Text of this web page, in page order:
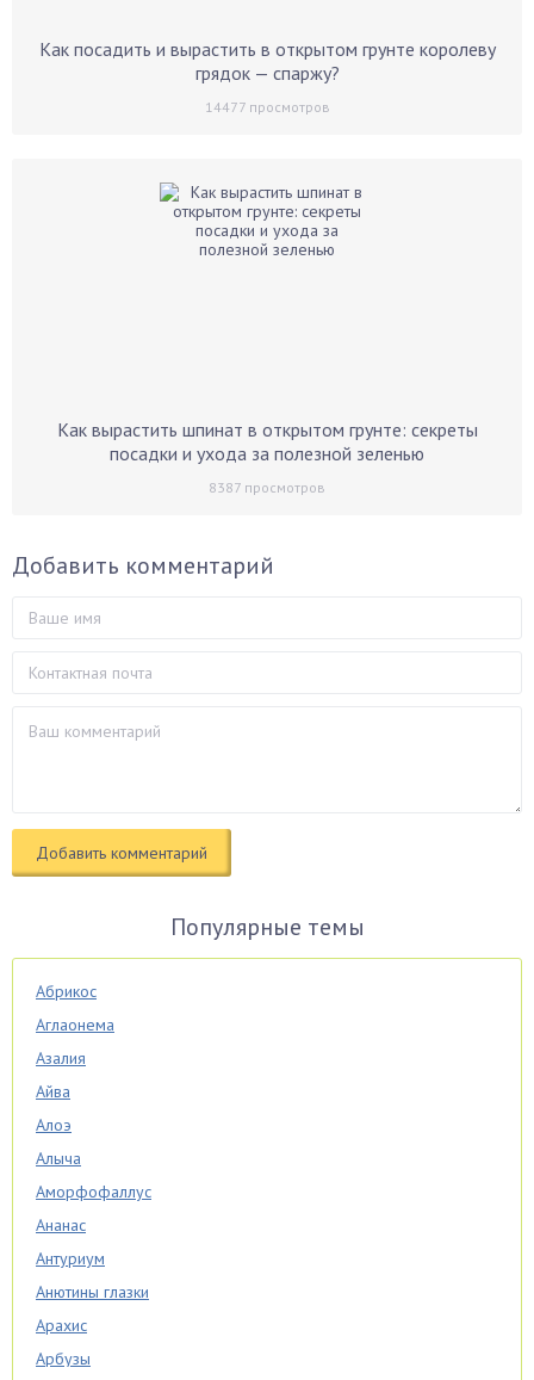
Как посадить и вырастить в открытом грунте королеву
грядок — спаржу?
14477просмотров
Как вырастить шпинат в открытом грунте: секреты
посадки и ухода за полезной зеленью
8387 просмотров
Добавить комментарий
Популярные темы
Абрикос
Аглаонема
Азалия
Айва
Алоэ
Алыча
Аморфофаллус
Ананас
Антуриум
Анютины глазки
Арахис
Арбузы